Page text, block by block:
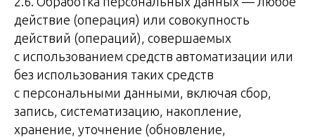
действие (операция) или совокупность
действий (операций), совершаемых
с использованием средств автоматизации или
без использования таких средств
с персональными данными, включая сбор,
запись, систематизацию, накопление,
хранение, уточнение (обновление,